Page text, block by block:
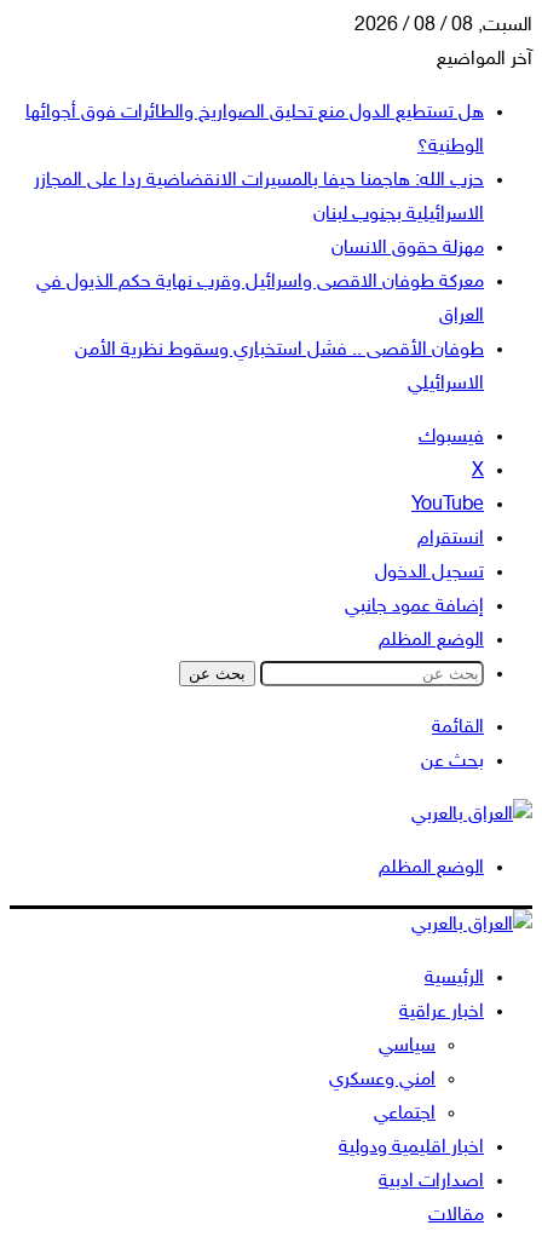
السبت, 08 / 08 / 2026
آخر المواضيع
هل تستطيع الدول منع تحليق الصواريخ والطائرات فوق أجوائها
الوطنية؟
حزب الله: هاجمنا حيفا بالمسيرات الانقضاضية ردا على المجازر
الاسرائيلية بجنوب لبنان
مهزلة حقوق الانسان
معركة طوفان الاقصى واسرائيل وقرب نهاية حكم الذيول في
العراق
طوفان الأقصى .. فشل استخباري وسقوط نظرية الأمن
الاسرائيلي
فيسبوك
‫X
‫YouTube
انستقرام
تسجيل الدخول
إضافة عمود جانبي
الوضع المظلم
بحث عن
القائمة
بحث عن
الوضع المظلم
الرئيسية
اخبار عراقية
سياسي
امني وعسكري
اجتماعي
اخبار اقليمية ودولية
اصدارات ادبية
مقالات